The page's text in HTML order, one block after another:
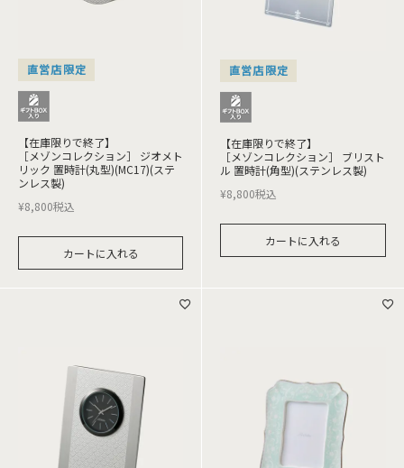
直営店限定
【在庫限りで終了】
［メゾンコレクション］ ジオメト
リック 置時計(丸型)(MC17)(ステ
ンレス製)
¥8,800税込
カートに入れる
直営店限定
【在庫限りで終了】
［メゾンコレクション］ ブリスト
ル 置時計(角型)(ステンレス製)
¥8,800税込
カートに入れる